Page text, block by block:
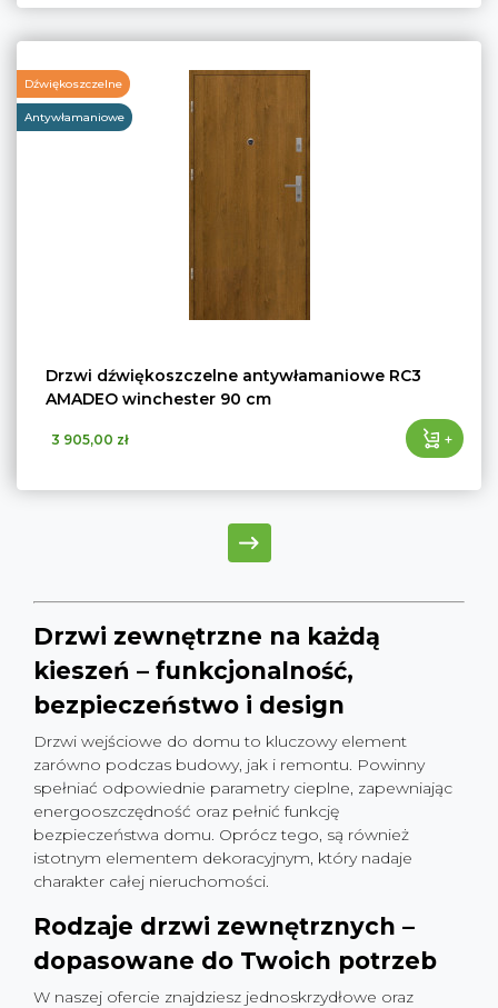
Dźwiękoszczelne
Antywłamaniowe
Drzwi dźwiękoszczelne antywłamaniowe RC3
AMADEO winchester 90 cm
3 905,00 zł +
Drzwi zewnętrzne na każdą
kieszeń – funkcjonalność,
bezpieczeństwo i design
Drzwi wejściowe do domu to kluczowy element
zarówno podczas budowy, jak i remontu. Powinny
spełniać odpowiednie parametry cieplne, zapewniając
energooszczędność oraz pełnić funkcję
bezpieczeństwa domu. Oprócz tego, są również
istotnym elementem dekoracyjnym, który nadaje
charakter całej nieruchomości.
Rodzaje drzwi zewnętrznych –
dopasowane do Twoich potrzeb
W naszej ofercie znajdziesz jednoskrzydłowe oraz